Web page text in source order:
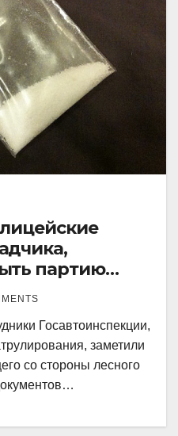
партию
Госавтоинспекции,
заметили
со стороны лесного